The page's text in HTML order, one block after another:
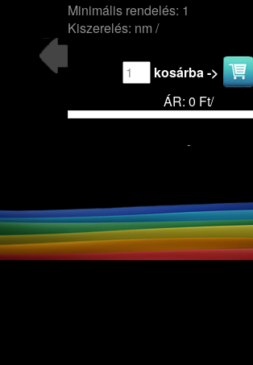
Minimális rendelés: 1
Kiszerelés: nm /
kosárba ->
ÁR: 0 Ft/
-